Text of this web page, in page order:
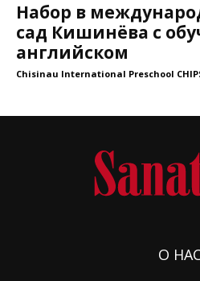
Набор в
сад Кишинёва с
английском
Chisinau International Preschool
О